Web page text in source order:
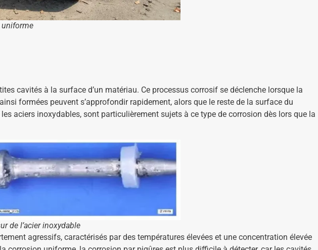
uniforme
cavités à la surface d’un matériau. Ce processus corrosif se déclenche lorsque la
formées peuvent s’approfondir rapidement, alors que le reste de la surface du
aciers inoxydables, sont particulièrement sujets à ce type de corrosion dès lors que la
de l’acier inoxydable
agressifs, caractérisés par des températures élevées et une concentration élevée